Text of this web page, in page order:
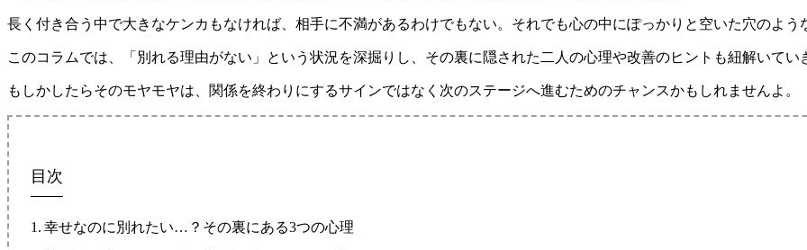
長く付き合う中で大きなケンカもなければ、相手に不満があるわけでもない。それでも心の中にぽっかりと空いた穴のよ
このコラムでは、「別れる理由がない」という状況を深掘りし、その裏に隠された二人の心理や改善のヒントも紐解いてい
もしかしたらそのモヤモヤは、関係を終わりにするサインではなく次のステージへ進むためのチャンスかもしれませんよ。
目次
幸せなのに別れたい…？その裏にある3つの心理